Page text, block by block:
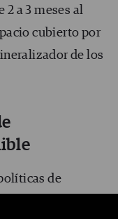
a 3 meses al
cubierto por
de los
de